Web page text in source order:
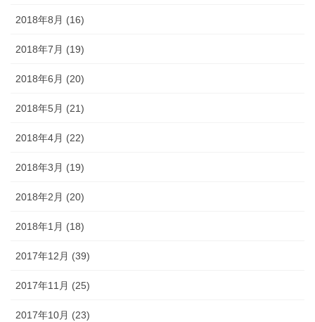
2018年8月 (16)
2018年7月 (19)
2018年6月 (20)
2018年5月 (21)
2018年4月 (22)
2018年3月 (19)
2018年2月 (20)
2018年1月 (18)
2017年12月 (39)
2017年11月 (25)
2017年10月 (23)